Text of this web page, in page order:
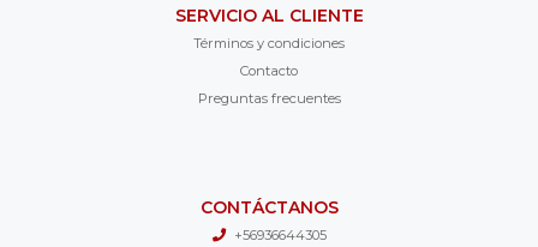
SERVICIO AL CLIENTE
Términos y condiciones
Contacto
Preguntas frecuentes
CONTÁCTANOS
+56936644305